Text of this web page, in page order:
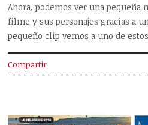
Ahora, podemos ver una pequeña
filme y sus personajes gracias a
pequeño clip vemos a uno de
Compartir